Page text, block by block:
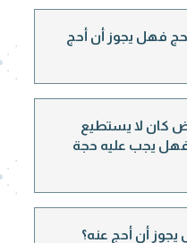
فهل يجوز أن أحج
لا يستطيع
يجب عليه حجة
أن أحج عنه؟